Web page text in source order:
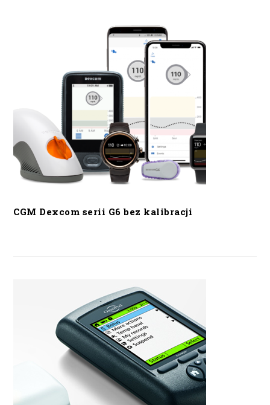
CGM Dexcom serii G6 bez kalibracji